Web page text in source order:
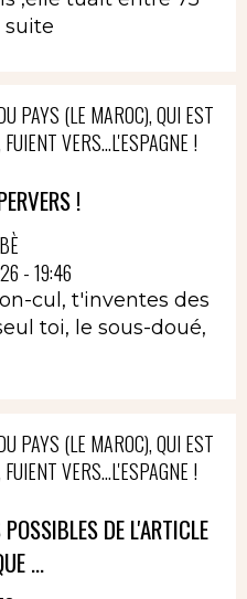
suite
PAYS (LE MAROC), QUI EST
VERS...L'ESPAGNE !
!
- 19:46
cul, t'inventes des
toi, le sous-doué,
PAYS (LE MAROC), QUI EST
VERS...L'ESPAGNE !
DE L'ARTICLE
...